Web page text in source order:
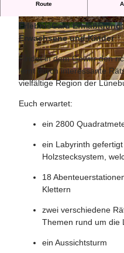
© RS-Photo, Abenteuerlabyrinth | CC-BY-SA
© RS-Photo, Abenteuerlabyrinth | CC-BY-SA
Route
Abenteuerlabyrinth
ErlebnisCard
Erwachsene und Kinder
Findet in dem Gewirr den
lernt durch interessante
vielfältige Region der
Euch erwartet:
ein 2800
ein Labyrinth
Holzstecksystem,
18
Klettern
zwei verschiedene
Themen rund um die
ein Aussichtsturm